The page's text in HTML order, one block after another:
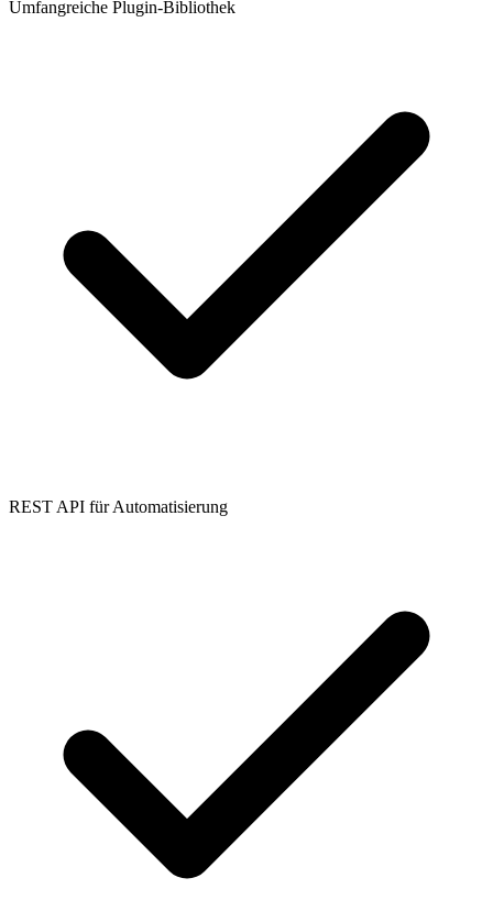
Umfangreiche Plugin-Bibliothek
REST API für Automatisierung